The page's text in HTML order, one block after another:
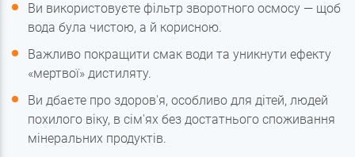
Ви використовуєте фільтр зворотного осмосу — щоб
вода була чистою, а й корисною.
Важливо покращити смак води та уникнути ефекту
«мертвої» дистиляту.
Ви дбаєте про здоров'я, особливо для дітей, людей
похилого віку, в сім'ях без достатнього споживання
мінеральних продуктів.